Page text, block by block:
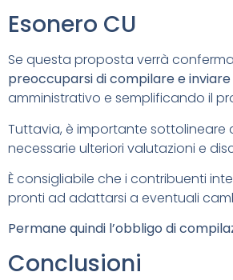
Esonero CU
Se questa proposta verrà
preoccuparsi di compilare e
amministrativo e semplificando il
Tuttavia, è importante sottolineare
necessarie ulteriori valutazioni e
È consigliabile che i contribuenti
pronti ad adattarsi a eventuali
Permane quindi l’obbligo di
Conclusioni